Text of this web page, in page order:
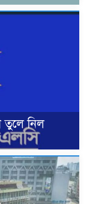
তুলে নিল